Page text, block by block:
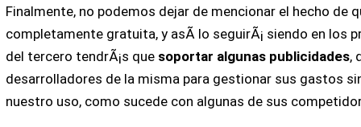
Finalmente, no podemos dejar de mencionar el hecho de
completamente gratuita, y asÃ­ lo seguirÃ¡ siendo en los
del tercero tendrÃ¡s que soportar algunas publicidades,
desarrolladores de la misma para gestionar sus gastos
nuestro uso, como sucede con algunas de sus